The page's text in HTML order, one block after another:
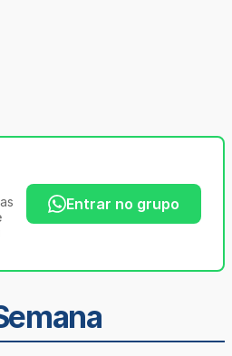
Entrar no grupo